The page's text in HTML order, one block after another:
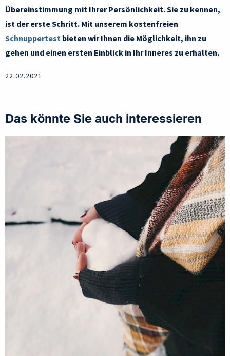
Übereinstimmung mit Ihrer Persönlichkeit. Sie zu kennen,
ist der erste Schritt. Mit unserem kostenfreien
Schnuppertest bieten wir Ihnen die Möglichkeit, ihn zu
gehen und einen ersten Einblick in Ihr Inneres zu erhalten.
22.02.2021
Das könnte Sie auch interessieren